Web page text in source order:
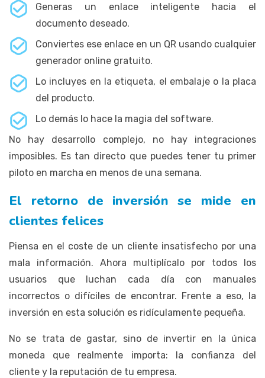
Generas un enlace inteligente hacia el
documento deseado.
Conviertes ese enlace en un QR usando cualquier
generador online gratuito.
Lo incluyes en la etiqueta, el embalaje o la placa
del producto.
Lo demás lo hace la magia del software.
No hay desarrollo complejo, no hay integraciones
imposibles. Es tan directo que puedes tener tu primer
piloto en marcha en menos de una semana.
El retorno de inversión se mide en
clientes felices
Piensa en el coste de un cliente insatisfecho por una
mala información. Ahora multiplícalo por todos los
usuarios que luchan cada día con manuales
incorrectos o difíciles de encontrar. Frente a eso, la
inversión en esta solución es ridículamente pequeña.
No se trata de gastar, sino de invertir en la única
moneda que realmente importa: la confianza del
cliente y la reputación de tu empresa.